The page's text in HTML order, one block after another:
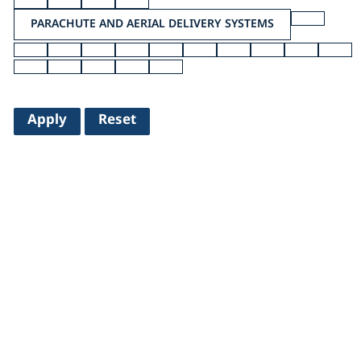
PARACHUTE AND AERIAL DELIVERY SYSTEMS